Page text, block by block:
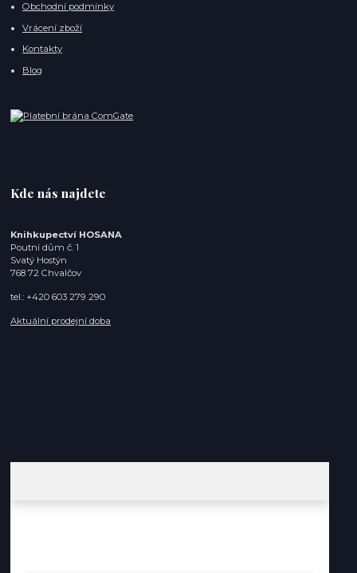
Obchodní podmínky
Vrácení zboží
Kontakty
Blog
Kde nás najdete
Knihkupectví HOSANA
Poutní dům č. 1
Svatý Hostýn
768 72 Chvalčov
tel.: +420 603 279 290
Aktuální prodejní doba